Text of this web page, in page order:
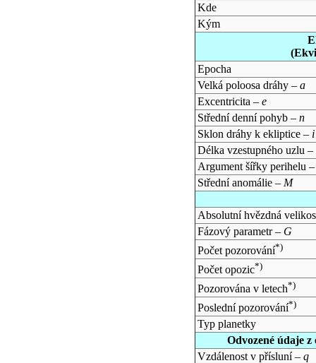
Kde
Kým
Epocha
Velká poloosa dráhy – a
Excentricita – e
Střední denní pohyb – n
Sklon dráhy k ekliptice – i
Délka vzestupného uzlu –
Argument šířky perihelu
Střední anomálie – M
Absolutní hvězdná
Fázový parametr – G
Počet pozorování*)
Počet opozic*)
Pozorována v letech*)
Poslední pozorování*)
Typ planetky
Odvozené údaje
Vzdálenost v přísluní – q